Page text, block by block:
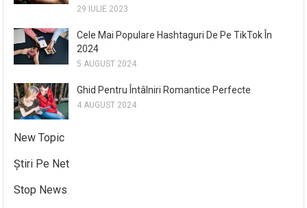
29 IULIE 2023
Cele Mai Populare Hashtaguri De Pe TikTok În
2024
5 AUGUST 2024
Ghid Pentru Întâlniri Romantice Perfecte
4 AUGUST 2024
New Topic
Știri Pe Net
Stop News